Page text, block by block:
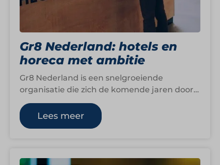
Gr8 Nederland: hotels en
horeca met ambitie
Gr8 Nederland is een snelgroeiende
organisatie die zich de komende jaren door
heel Nederland wil uitbreiden. Dit gebeurt
zowel via…Lees meer